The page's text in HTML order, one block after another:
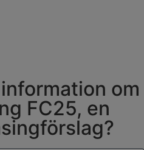
om
FC25, en